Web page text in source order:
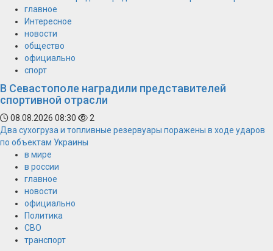
главное
Интересное
новости
общество
официально
спорт
В Севастополе наградили представителей
спортивной отрасли
08.08.2026 08:30
2
Два сухогруза и топливные резервуары поражены в ходе ударов
по объектам Украины
в мире
в россии
главное
новости
официально
Политика
СВО
транспорт